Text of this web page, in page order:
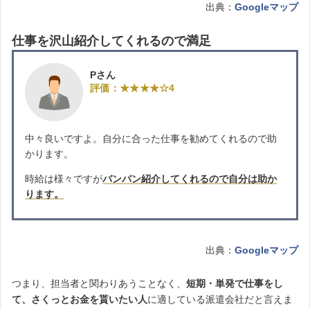
出典： Googleマップ
仕事を沢山紹介してくれるので満足
Pさん
評価：★★★★☆4
中々良いですよ。自分に合った仕事を勧めてくれるので助
かります。
時給は様々ですがバンバン紹介してくれるので自分は助か
ります。
出典： Googleマップ
つまり、担当者と関わりあうことなく、 短期・単発で仕事をし
て、さくっとお金を貰いたい人に適している派遣会社だと言えま